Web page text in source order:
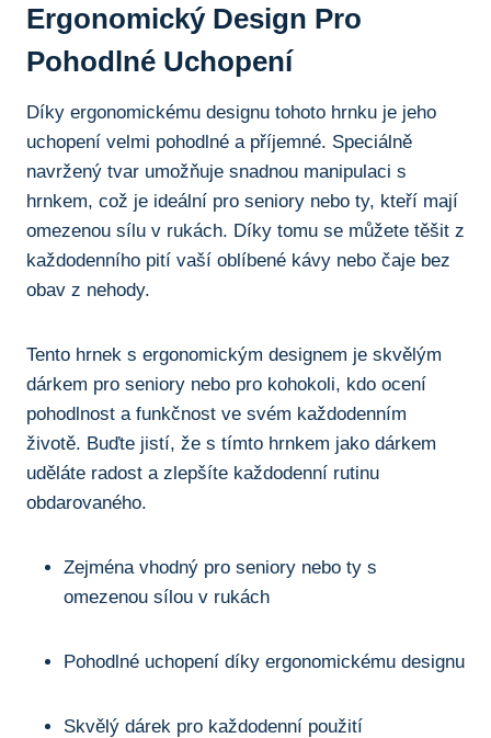
Ergonomický Design Pro
Pohodlné Uchopení
Díky ergonomickému designu tohoto hrnku je jeho
uchopení​ velmi pohodlné a příjemné. ‍Speciálně
⁢navržený tvar umožňuje snadnou manipulaci s
hrnkem, což je ideální pro seniory nebo ty, kteří mají
omezenou sílu v rukách. ‌Díky tomu se⁢ můžete těšit z
každodenního pití​ vaší⁤ oblíbené kávy nebo čaje bez
obav z ⁣nehody.
Tento hrnek s⁣ ergonomickým ⁣designem je skvělým
dárkem pro seniory nebo ‌pro kohokoli, kdo ocení
pohodlnost a ​funkčnost ve svém každodenním​
životě. Buďte jistí, že s⁣ tímto hrnkem jako ⁣dárkem
uděláte⁤ radost a zlepšíte každodenní rutinu
obdarovaného.
Zejména vhodný pro seniory nebo ty s
omezenou sílou⁤ v rukách
Pohodlné uchopení díky ergonomickému designu
Skvělý ​dárek‍ pro‌ každodenní ⁢použití